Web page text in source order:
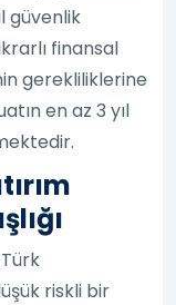
güvenlik
finansal
gerekliliklerine
en az 3 yıl
riskli bir